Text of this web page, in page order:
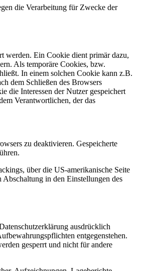
die Verarbeitung für Zwecke der
werden. Ein Cookie dient primär dazu,
Als temporäre Cookies, bzw.
In einem solchen Cookie kann z.B.
dem Schließen des Browsers
die Interessen der Nutzer gespeichert
Verantwortlichen, der das
zu deaktivieren. Gespeicherte
über die US-amerikanische Seite
in den Einstellungen des
ausdrücklich
entgegenstehen.
gesperrt und nicht für andere